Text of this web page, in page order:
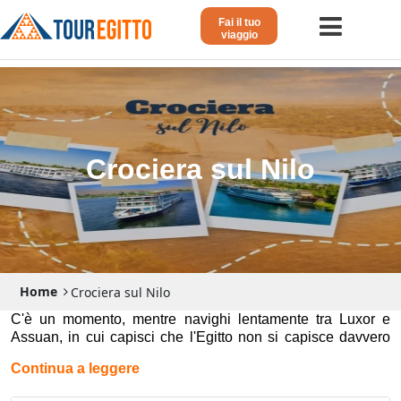
Fai il tuo
viaggio
Viaggio in Egitto
Crociera sul Nilo
Vacanze Lusso in Egitto
Dahabeya Lusso
Agosto in Egitto
Altri
Blog 𓁐
Crociera sul Nilo
Home Crociera sul Nilo
C'è un momento, mentre navighi lentamente tra Luxor e
Assuan, in cui capisci che l'Egitto non si capisce davvero
le palme all'alba, che la storia smette di essere un libro e
Continua a leggere